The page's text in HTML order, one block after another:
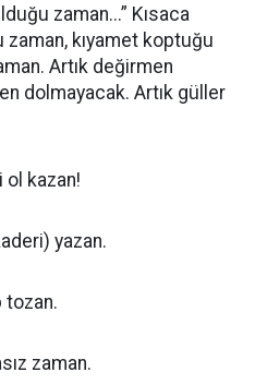
zaman...” Kısaca
kıyamet koptuğu
Artık değirmen
dolmayacak. Artık güller
ol kazan!
yazan.
tozan.
zaman.